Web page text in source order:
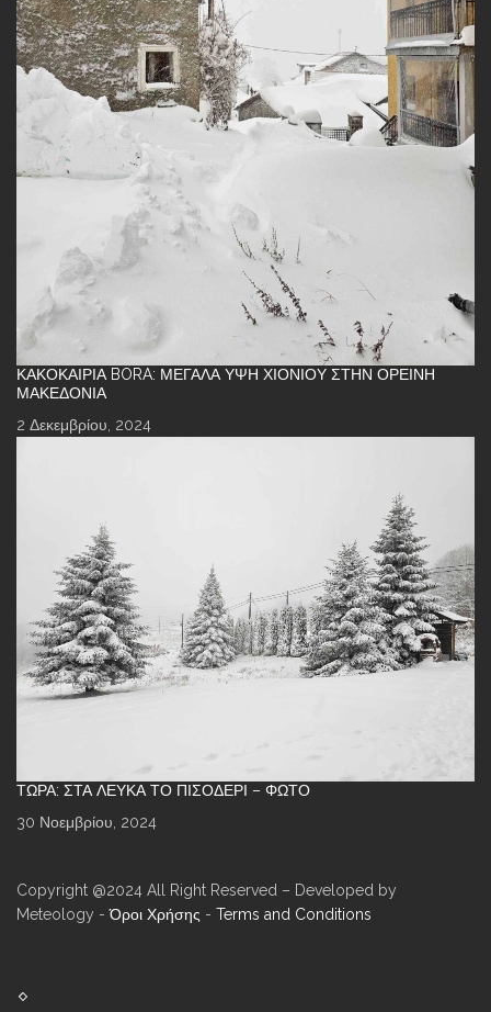
ΚΑΚΟΚΑΙΡΊΑ BORA: ΜΕΓΆΛΑ ΎΨΗ ΧΙΟΝΙΟΎ ΣΤΗΝ ΟΡΕΙΝΉ
ΜΑΚΕΔΟΝΊΑ
2 Δεκεμβρίου, 2024
ΤΏΡΑ: ΣΤΑ ΛΕΥΚΆ ΤΟ ΠΙΣΟΔΈΡΙ – ΦΩΤΌ
30 Νοεμβρίου, 2024
Copyright @2024 All Right Reserved – Developed by
Meteology -Όροι Χρήσης - Terms and Conditions